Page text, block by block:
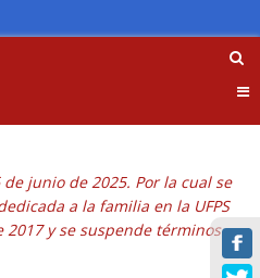
junio de 2025. Por la cual se
a la familia en la UFPS
2017 y se suspende términos